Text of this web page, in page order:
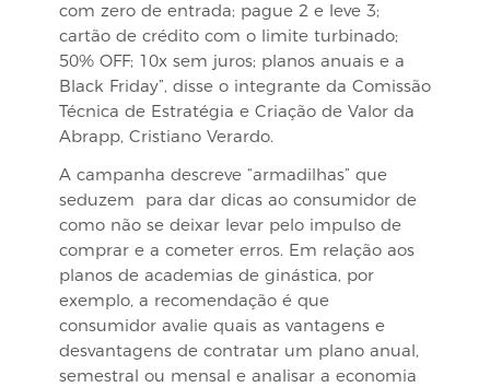
com zero de entrada; pague 2 e leve 3;
cartão de crédito com o limite turbinado;
50% OFF; 10x sem juros; planos anuais e a
Black Friday”, disse o integrante da Comissão
Técnica de Estratégia e Criação de Valor da
Abrapp, Cristiano Verardo.
A campanha descreve “armadilhas” que
seduzem para dar dicas ao consumidor de
como não se deixar levar pelo impulso de
comprar e a cometer erros. Em relação aos
planos de academias de ginástica, por
exemplo, a recomendação é que
consumidor avalie quais as vantagens e
desvantagens de contratar um plano anual,
semestral ou mensal e analisar a economia